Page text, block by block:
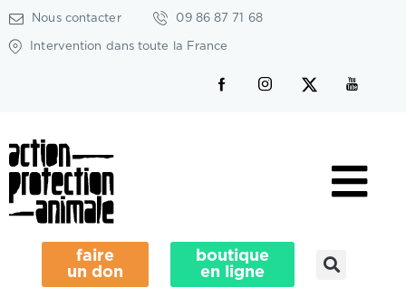
Nous contacter 09 86 87 71 68
Intervention dans toute la France
faire
un don
boutique
en ligne